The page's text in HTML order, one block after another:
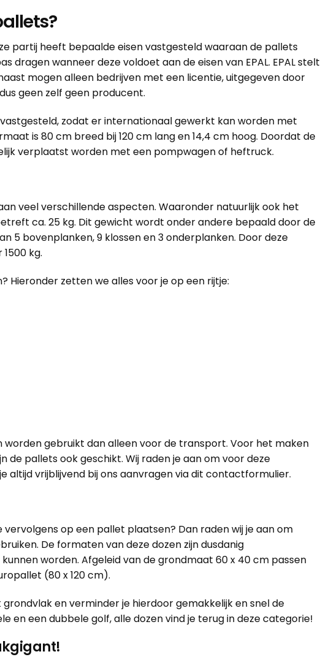
partij heeft bepaalde eisen vastgesteld waaraan de pallets
dragen wanneer deze voldoet aan de eisen van EPAL. EPAL stelt
mogen alleen bedrijven met een licentie, uitgegeven door
geen zelf geen producent.
zodat er internationaal gewerkt kan worden met
is 80 cm breed bij 120 cm lang en 14,4 cm hoog. Doordat de
verplaatst worden met een pompwagen of heftruck.
veel verschillende aspecten. Waaronder natuurlijk ook het
ca. 25 kg. Dit gewicht wordt onder andere bepaald door de
5 bovenplanken, 9 klossen en 3 onderplanken. Door deze
kg.
Hieronder zetten we alles voor je op een rijtje:
gebruikt dan alleen voor de transport. Voor het maken
de pallets ook geschikt. Wij raden je aan om voor deze
altijd vrijblijvend bij ons aanvragen via dit contactformulier.
op een pallet plaatsen? Dan raden wij je aan om
De formaten van deze dozen zijn dusdanig
worden. Afgeleid van de grondmaat 60 x 40 cm passen
(80 x 120 cm).
en verminder je hierdoor gemakkelijk en snel de
en een dubbele golf, alle dozen vind je terug indeze categorie!